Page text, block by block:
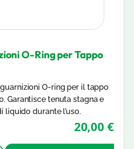
O-Ring per Tappo
O-ring per il tappo
Garantisce tenuta stagna e
liquido durante l’uso.
20,00 €